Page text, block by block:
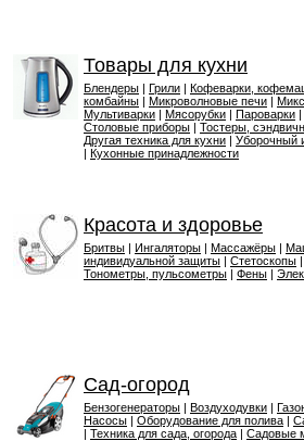
Товары для кухни
Блендеры | Грили | Кофеварки,
комбайны | Микроволновые печи |
Мультиварки | Мясорубки | Пароварки |
Столовые приборы | Тостеры,
Другая техника для кухни | Уборочный
| Кухонные принадлежности
Красота и здоровье
Бритвы | Ингаляторы | Массажёры |
индивидуальной защиты | Стетоскопы |
Тонометры, пульсометры | Фены |
Сад-огород
Бензогенераторы | Воздуходувки |
Насосы | Оборудование для полива |
| Техника для сада, огорода | Садовые